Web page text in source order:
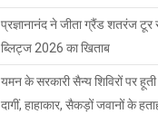
प्रज्ञानानंद ने जीता ग्रैंड शतरंज
ब्लिट्ज 2026 का खिताब
यमन के सरकारी सैन्य शिविरों पर
दागीं, हाहाकार, सैकड़ों जवानों के